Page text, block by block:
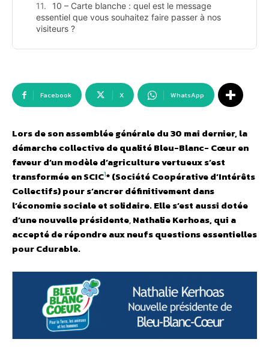
10 – Carte blanche : quel est le message
essentiel que vous souhaitez faire passer à nos
visiteurs ?
Facebook X WhatsApp
Lors de son assemblée générale du 30 mai dernier, la
démarche collective de qualité Bleu-Blanc- Cœur en
faveur d’un modèle d’agriculture vertueuxs’est
transformée en SCIC1* (Société Coopérative d’Intérêts
Collectifs) pour s’ancrer définitivement dans
l’économie sociale et solidaire. Elle s’est aussi dotée
d’une nouvelle présidente,Nathalie Kerhoas, qui a
accepté de répondre aux neufs questions essentielles
pour Cdurable.